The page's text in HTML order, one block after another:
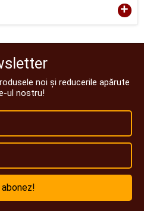
+
noi și reducerile apărute
ul nostru!
abonez!